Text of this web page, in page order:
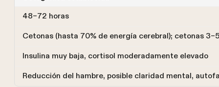
48–72 horas
Cetonas (hasta 70% de energía cerebral); cetonas
Insulina muy baja, cortisol moderadamente elevado
Reducción del hambre, posible claridad mental,